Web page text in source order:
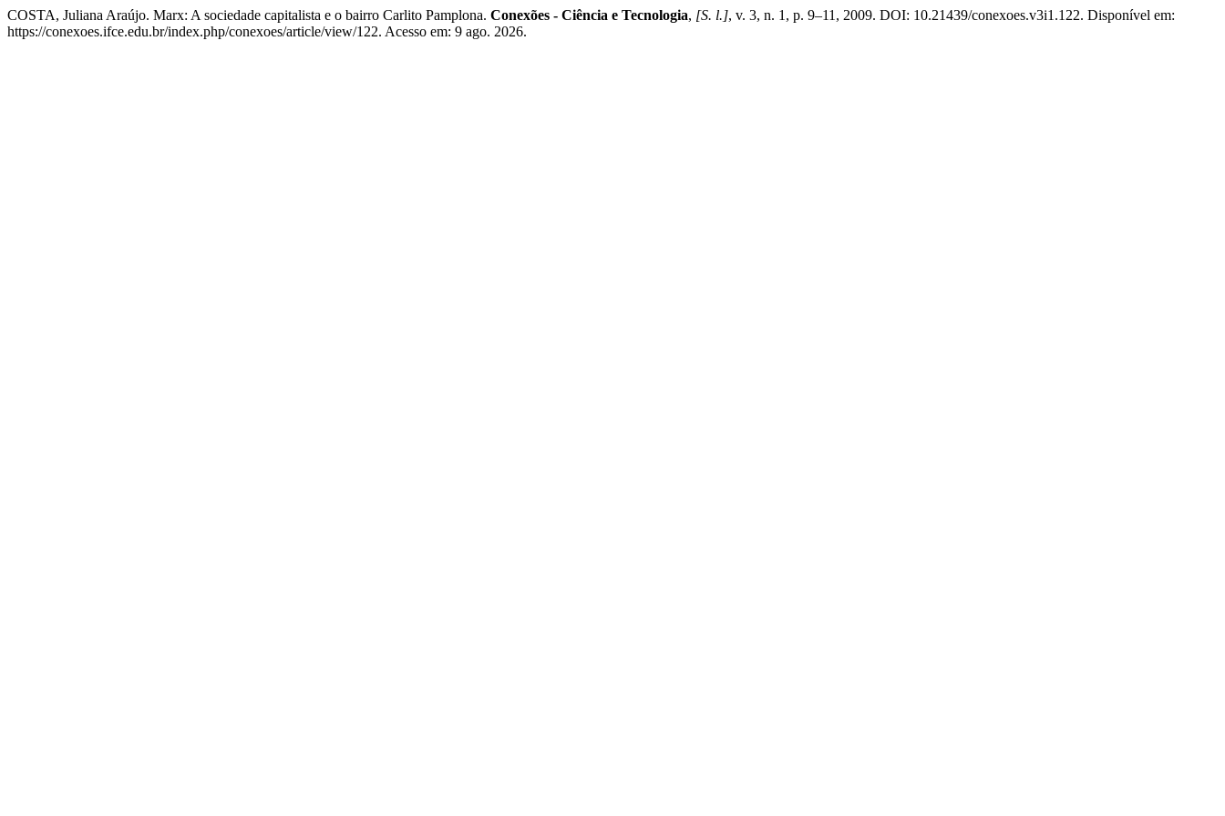
COSTA, Juliana Araújo. Marx: A sociedade capitalista e o bairro Carlito Pamplona. Conexões - Ciência e Tecnologia, [S. l.], v. 3, n. 1, p. 9–11, 2009. DOI: 10.21439/conexoes.v3i1.122. Disponível em:
https://conexoes.ifce.edu.br/index.php/conexoes/article/view/122. Acesso em: 9 ago. 2026.